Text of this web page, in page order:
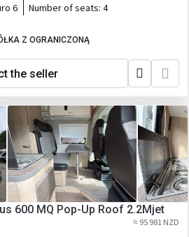
6 Number of seats: 4
Z OGRANICZONĄ
the seller
FIAT Weinsberg Carabus 600 MQ Pop-Up Roof 2.2Mjet
≈ 95 981 NZD